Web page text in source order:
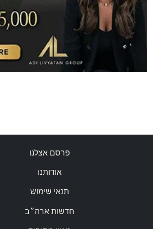
פרסם אצלנו
אודותנו
תנאי שימוש
חדשות ארה״ב